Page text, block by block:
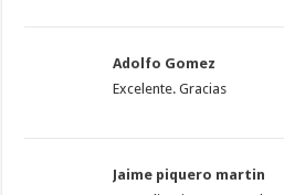
Adolfo Gomez
Excelente. Gracias
Jaime piquero martin